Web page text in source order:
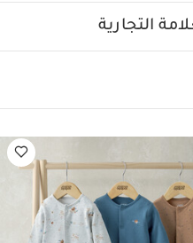
بنقشة كواكب، 3 قطع
التجارية